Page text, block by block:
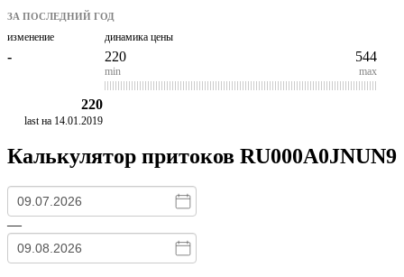
ЗА ПОСЛЕДНИЙ ГОД
изменение
-
динамика цены
220
min
544
max
220
last на 14.01.2019
Калькулятор притоков RU000A0JNUN9
—